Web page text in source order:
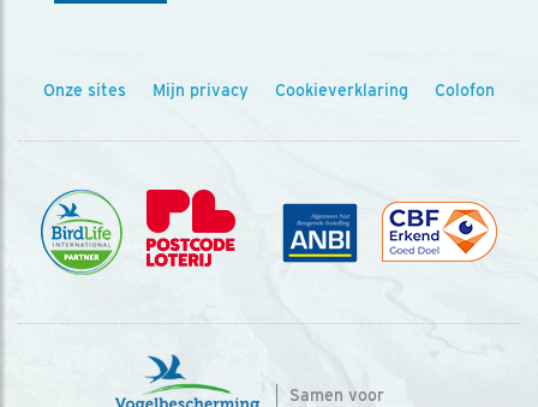
Onze sites Mijn privacy Cookieverklaring Colofon
Samen voor